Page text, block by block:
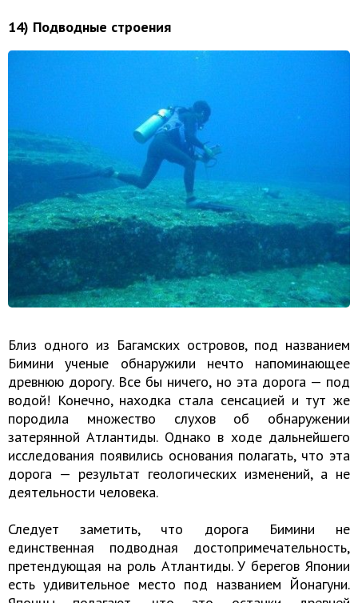
14) Подводные строения
Близ одного из Багамских островов, под названием
Бимини ученые обнаружили нечто напоминающее
древнюю дорогу. Все бы ничего, но эта дорога — под
водой! Конечно, находка стала сенсацией и тут же
породила множество слухов об обнаружении
затерянной Атлантиды. Однако в ходе дальнейшего
исследования появились основания полагать, что эта
дорога — результат геологических изменений, а не
деятельности человека.
Следует заметить, что дорога Бимини не
единственная подводная достопримечательность,
претендующая на роль Атлантиды. У берегов Японии
есть удивительное место под названием Йонагуни.